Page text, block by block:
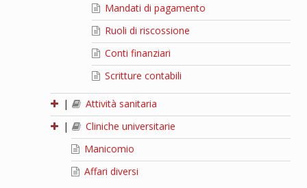
Mandati di pagamento
Ruoli di riscossione
Conti finanziari
Scritture contabili
|
Attività sanitaria
|
Cliniche universitarie
Manicomio
Affari diversi